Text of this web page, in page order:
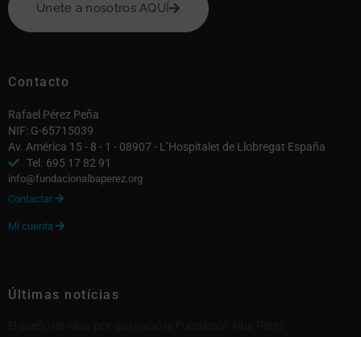
Únete a nosotros AQUÍ
Contacto
Rafael Pérez Peña
NIF: G-65715039
Av. América 15 - 8 - 1 - 08907 - L’Hospitalet de Llobregat España
Tel. 695 17 82 91
info@fundacionalbaperez.org
Contactar 
Mi cuenta 
Últimas notícias